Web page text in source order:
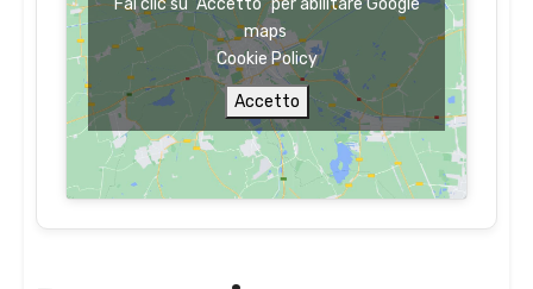
maps
Cookie Policy
Accetto